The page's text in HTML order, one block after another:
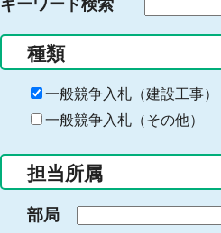
キーワード検索
る
キ
ー
ー
入
種類
一般競争入札（建設工事）
一般競争入札（その他）
担当所属
部局